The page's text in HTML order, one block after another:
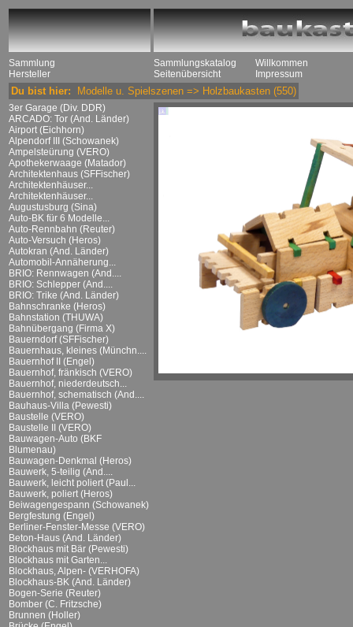
Sammlung
Hersteller
Sammlungskatalog
Seitenübersicht
Willkommen
Impressum
Du bist hier: Modelle u. Spielszenen => Holzbaukasten (550)
3er Garage (Div. DDR)
ARCADO: Tor (And. Länder)
Airport (Eichhorn)
Alpendorf III (Schowanek)
Ampelsteürung (VERO)
Apothekerwaage (Matador)
Architektenhaus (SFFischer)
Architektenhäuser...
Architektenhäuser...
Augustusburg (Sina)
Auto-BK für 6 Modelle...
Auto-Rennbahn (Reuter)
Auto-Versuch (Heros)
Autokran (And. Länder)
Automobil-Annäherung...
BRIO: Rennwagen (And....
BRIO: Schlepper (And....
BRIO: Trike (And. Länder)
Bahnschranke (Heros)
Bahnstation (THUWA)
Bahnübergang (Firma X)
Bauerndorf (SFFischer)
Bauernhaus, kleines (Münchn....
Bauernhof II (Engel)
Bauernhof, fränkisch (VERO)
Bauernhof, niederdeutsch...
Bauernhof, schematisch (And....
Bauhaus-Villa (Pewesti)
Baustelle (VERO)
Baustelle II (VERO)
Bauwagen-Auto (BKF
Blumenau)
Bauwagen-Denkmal (Heros)
Bauwerk, 5-teilig (And....
Bauwerk, leicht poliert (Paul...
Bauwerk, poliert (Heros)
Beiwagengespann (Schowanek)
Bergfestung (Engel)
Berliner-Fenster-Messe (VERO)
Beton-Haus (And. Länder)
Blockhaus mit Bär (Pewesti)
Blockhaus mit Garten...
Blockhaus, Alpen- (VERHOFA)
Blockhaus-BK (And. Länder)
Bogen-Serie (Reuter)
Bomber (C. Fritzsche)
Brunnen (Holler)